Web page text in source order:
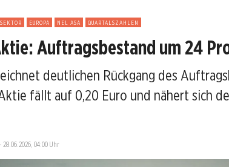
EUROPA NEL ASA QUARTALSZAHLEN
Auftragsbestand um 24
deutlichen Rückgang des
fällt auf 0,20 Euro und nähert sich
28.06.2026, 04:00 Uhr